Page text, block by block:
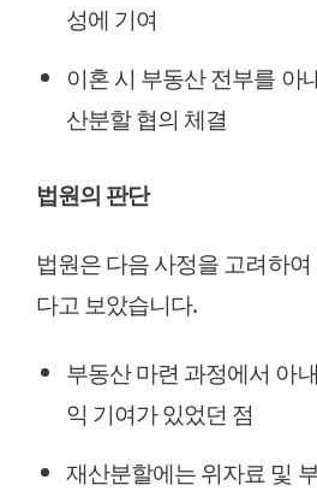
성에 기여
이혼 시 부동산 전부를 아
산분할 협의 체결
법원의 판단
법원은 다음 사정을 고려하여
다고 보았습니다.
부동산 마련 과정에서 아
익 기여가 있었던 점
재산분할에는 위자료 및